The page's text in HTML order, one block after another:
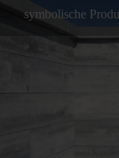
symbolische